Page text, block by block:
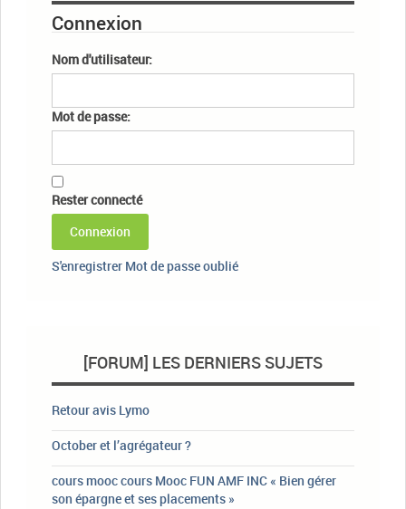
Connexion
Nom d'utilisateur:
Mot de passe:
Rester connecté
Connexion
S'enregistrer Mot de passe oublié
[FORUM] LES DERNIERS SUJETS
Retour avis Lymo
October et l’agrégateur ?
cours mooc cours Mooc FUN AMF INC « Bien gérer
son épargne et ses placements »